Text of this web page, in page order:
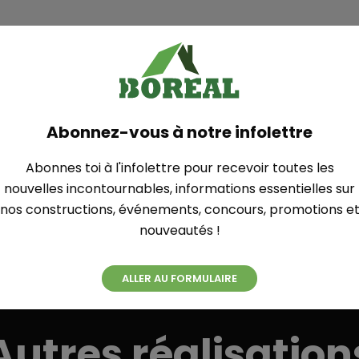
Plan
SUR MESURE
Abonnez-vous à notre infolettre
Abonnes toi à l'infolettre pour recevoir toutes les
nouvelles incontournables, informations essentielles sur
nos constructions, événements, concours, promotions et
nouveautés !
ALLER AU FORMULAIRE